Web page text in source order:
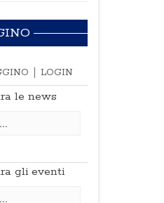
LOGIN
le news
gli eventi